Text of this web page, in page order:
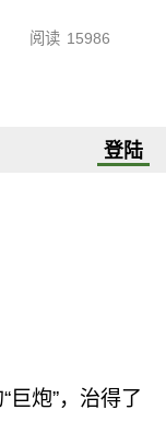
阅读 15986
登陆
巨炮”，治得了